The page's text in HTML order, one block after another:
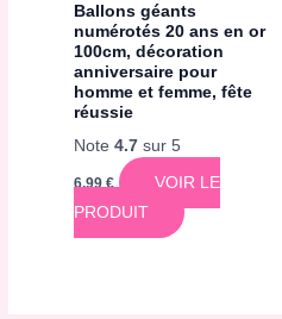
Ballons géants
numérotés 20 ans en or
100cm, décoration
anniversaire pour
homme et femme, fête
réussie
Note4.7 sur 5
6,99€
VOIR LE
PRODUIT